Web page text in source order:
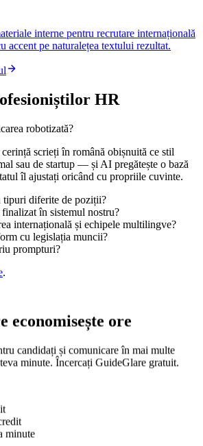
interne pentru recrutare internațională
accent pe naturalețea textului rezultat.
HR
robotizată?
scrieți în română obișnuită ce stil
sau de startup — și AI pregătește o bază
îl ajustați oricând cu propriile cuvinte.
tipuri diferite de poziții?
în sistemul nostru?
internațională și echipele multilingve?
cu legislația muncii?
prompturi?
.
economisește ore
candidați și comunicare în mai multe
minute. Încercați GuideGlare gratuit.
minute